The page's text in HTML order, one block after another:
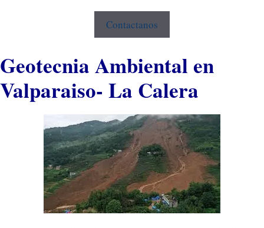
Contactanos
Geotecnia Ambiental en
Valparaiso- La Calera